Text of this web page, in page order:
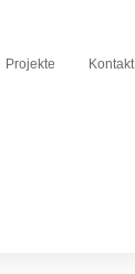
Projekte Kontakt